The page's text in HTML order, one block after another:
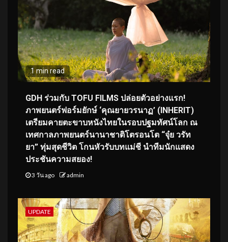
1 min read
GDH ร่วมกับ TOFU FILMS ปล่อยตัวอย่างแรก!
ภาพยนตร์ฟอร์มยักษ์ ‘คุณยายวรนาฏ’ (INHERIT)
เตรียมคายตะขาบหนังไทยในรอบปฐมทัศน์โลก ณ
เทศกาลภาพยนตร์นานาชาติโตรอนโต “จุ๋ย วรัท
ยา” ทุ่มสุดชีวิต โกนหัวรับบทแม่ชี นำทีมนักแสดง
ประชันความสยอง!
3 วัน ago admin
UPDATE